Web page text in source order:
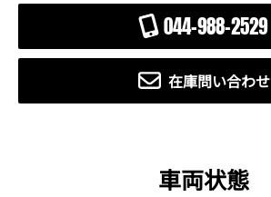
044-988-2529
在庫問い合わせ
車両状態